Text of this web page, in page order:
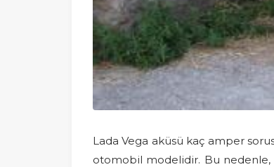
Lada Vega aküsü kaç amper
otomobil modelidir. Bu nedenle,